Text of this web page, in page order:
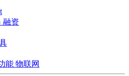
融资
能 物联网